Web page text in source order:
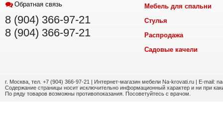
Обратная связь
8 (904) 366-97-21
8 (904) 366-97-21
Мебель для спальни
Стулья
Распродажа
Садовые качели
г. Москва, тел. +7 (904) 366-97-21 | Интернет-магазин мебели Na-krovati.ru | E-mail:
Содержание страницы носит исключительно информационный характер и ни при
По ряду товаров возможны противопоказания. Посоветуйтесь с врачом.